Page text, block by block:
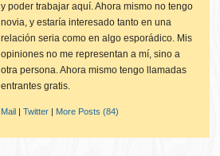
y poder trabajar aquí. Ahora mismo no tengo
novia, y estaría interesado tanto en una
relación seria como en algo esporádico. Mis
opiniones no me representan a mí, sino a
otra persona. Ahora mismo tengo llamadas
entrantes gratis.
Mail |Twitter | More Posts (84)